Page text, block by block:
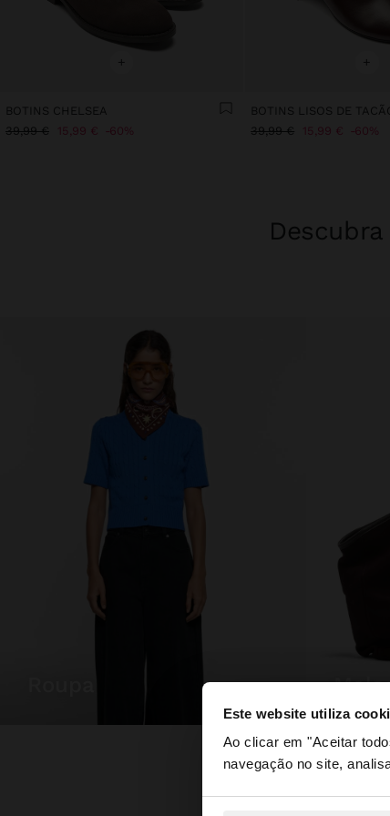
Este website utiliza
Ao clicar em "Aceitar
navegação no site,
olá
Está a aceder ao
+
BOTINS CHELSEA
39,99 € 15,99 € 60%
+
BOTINS LISOS DE
39,99 € 15,99 € 60%